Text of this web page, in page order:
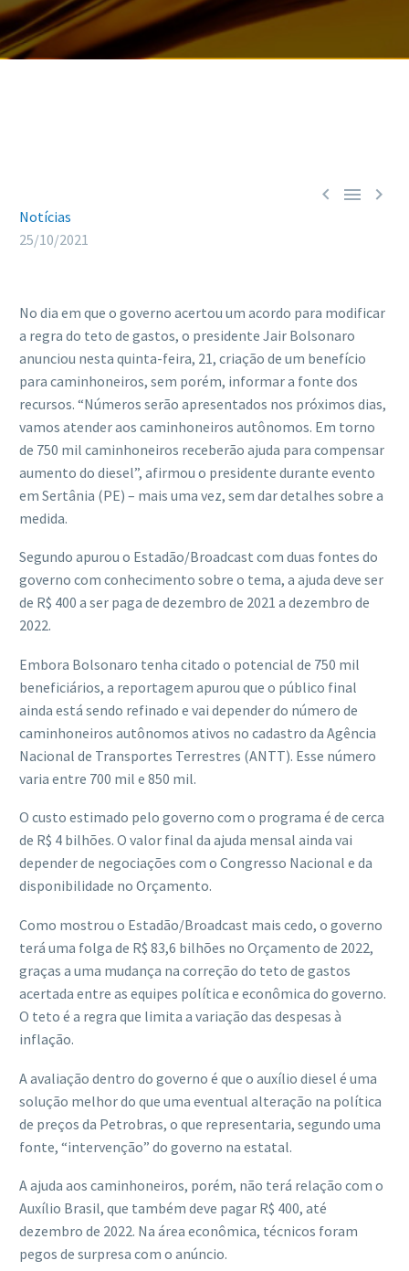
  
Notícias
25/10/2021
No dia em que o governo acertou um acordo para modificar
a regra do teto de gastos, o presidente Jair Bolsonaro
anunciou nesta quinta-feira, 21, criação de um benefício
para caminhoneiros, sem porém, informar a fonte dos
recursos. “Números serão apresentados nos próximos dias,
vamos atender aos caminhoneiros autônomos. Em torno
de 750 mil caminhoneiros receberão ajuda para compensar
aumento do diesel”, afirmou o presidente durante evento
em Sertânia (PE) – mais uma vez, sem dar detalhes sobre a
medida.
Segundo apurou o Estadão/Broadcast com duas fontes do
governo com conhecimento sobre o tema, a ajuda deve ser
de R$ 400 a ser paga de dezembro de 2021 a dezembro de
2022.
Embora Bolsonaro tenha citado o potencial de 750 mil
beneficiários, a reportagem apurou que o público final
ainda está sendo refinado e vai depender do número de
caminhoneiros autônomos ativos no cadastro da Agência
Nacional de Transportes Terrestres (ANTT). Esse número
varia entre 700 mil e 850 mil.
O custo estimado pelo governo com o programa é de cerca
de R$ 4 bilhões. O valor final da ajuda mensal ainda vai
depender de negociações com o Congresso Nacional e da
disponibilidade no Orçamento.
Como mostrou o Estadão/Broadcast mais cedo, o governo
terá uma folga de R$ 83,6 bilhões no Orçamento de 2022,
graças a uma mudança na correção do teto de gastos
acertada entre as equipes política e econômica do governo.
O teto é a regra que limita a variação das despesas à
inflação.
A avaliação dentro do governo é que o auxílio diesel é uma
solução melhor do que uma eventual alteração na política
de preços da Petrobras, o que representaria, segundo uma
fonte, “intervenção” do governo na estatal.
A ajuda aos caminhoneiros, porém, não terá relação com o
Auxílio Brasil, que também deve pagar R$ 400, até
dezembro de 2022. Na área econômica, técnicos foram
pegos de surpresa com o anúncio.